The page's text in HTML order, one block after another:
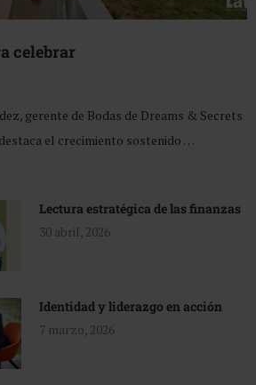
celebrar
gerente de Bodas de Dreams & Secrets
el crecimiento sostenido …
Lectura estratégica de las finanzas
30 abril, 2026
Identidad y liderazgo en acción
7 marzo, 2026